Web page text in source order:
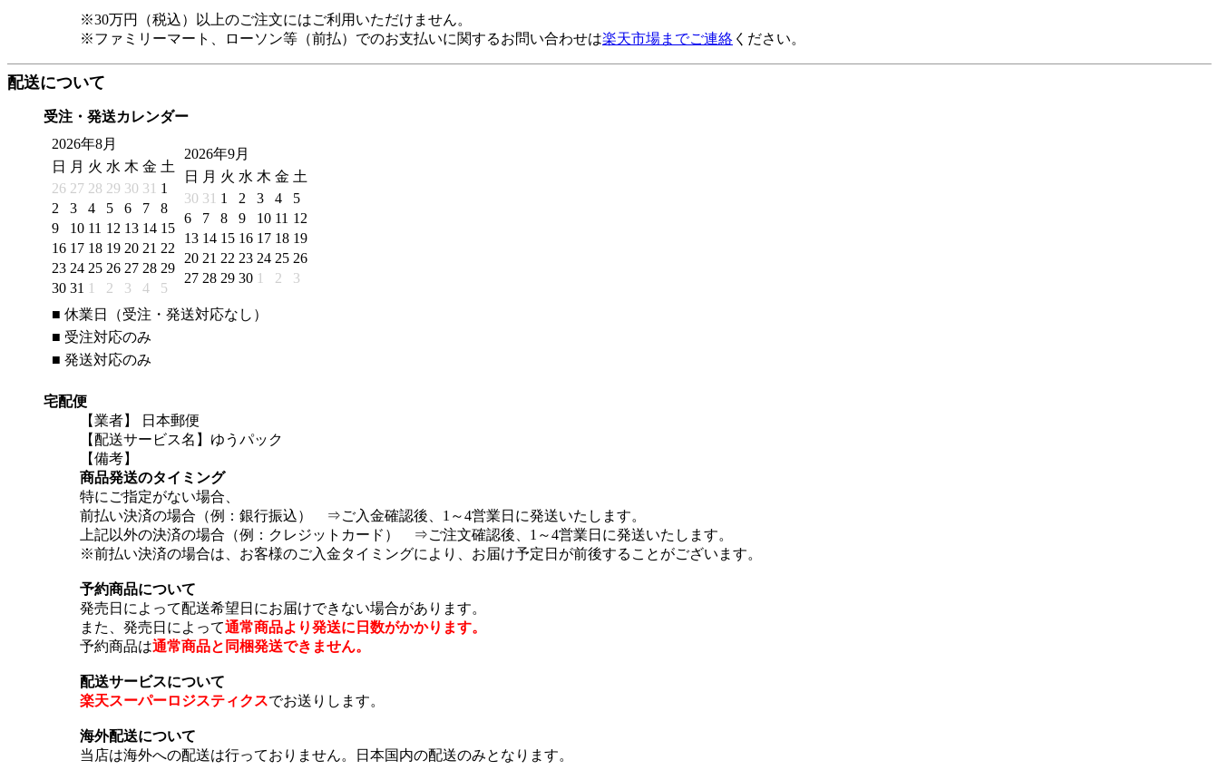
※30万円（税込）以上のご注文にはご利用いただけません。
※ファミリーマート、ローソン等（前払）でのお支払いに関するお問い合わせは楽天市場までご連絡 ください。
配送について
受注・発送カレンダー
2026年8月
日
月 火 水 木 金 土
26 27 28 29 30 31 1
2
3 4 5 6 7
8
9
10 11 12 13 14 15
16 17 18 19 20 21 22
23 24 25 26 27 28 29
30 31 1 2 3 4 5
2026年9月
日
月 火 水 木 金 土
30 31 1 2 3 4
5
6
7 8 9 10 11 12
13 14 15 16 17 18 19
20 21 22 23 24 25 26
27 28 29 30 1 2 3
■ 休業日（受注・発送対応なし）
■ 受注対応のみ
■ 発送対応のみ
宅配便
【業者】 日本郵便
【配送サービス名】ゆうパック
【備考】
商品発送のタイミング
特にご指定がない場合、
前払い決済の場合（例：銀行振込） ⇒ご入金確認後、1～4営業日に発送いたします。
上記以外の決済の場合（例：クレジットカード） ⇒ご注文確認後、1～4営業日に発送いたします。
※前払い決済の場合は、お客様のご入金タイミングにより、お届け予定日が前後することがございます。
予約商品について
発売日によって配送希望日にお届けできない場合があります。
また、発売日によって通常商品より発送に日数がかかります。
予約商品は通常商品と同梱発送できません。
配送サービスについて
楽天スーパーロジスティクスでお送りします。
海外配送について
当店は海外への配送は行っておりません。日本国内の配送のみとなります。